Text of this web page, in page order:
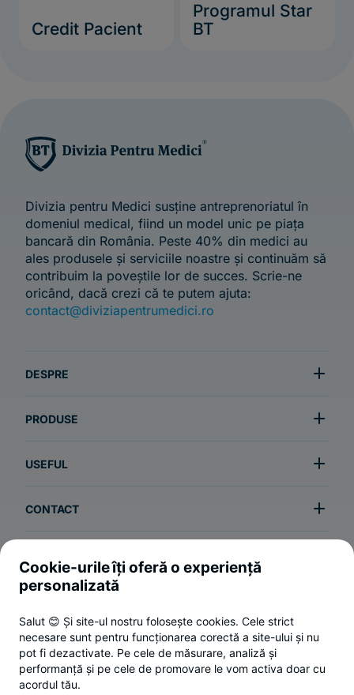
Credit Pacient
Programul Star
BT
Divizia pentru Medici susține antreprenoriatul în
domeniul medical, fiind un model unic pe piața
bancară din România. Peste 40% din medici au
ales produsele și serviciile noastre și continuăm să
contribuim la poveștile lor de succes. Scrie-ne
oricând, dacă crezi că te putem ajuta:
contact@diviziapentrumedici.ro
DESPRE
PRODUSE
USEFUL
CONTACT
Termeni și condiții
Politica de confidențialitate
ANPC
Setări cookies
Cookie-urile îți oferă o experiență
personalizată
Salut 😊 Și site-ul nostru folosește cookies. Cele strict
necesare sunt pentru funcționarea corectă a site-ului și nu
pot fi dezactivate. Pe cele de măsurare, analiză și
performanță și pe cele de promovare le vom activa doar cu
acordul tău.